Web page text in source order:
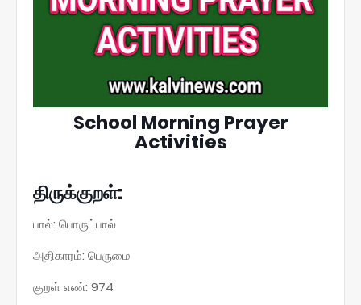
School Morning Prayer
Activities
திருக்குறள்:
பால்: பொருட்பால்
அதிகாரம்: பெருமை
குறள் எண்: 974